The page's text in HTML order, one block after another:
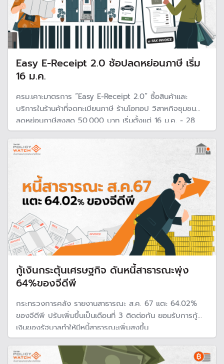
Easy E-Receipt 2.0 ช้อปลดหย่อนภาษี เริ่ม
16 ม.ค.
ครม.เคาะมาตรการ “Easy E-Receipt 2.0” ซื้อสินค้าและ
บริการในร้านค้าที่จดทะเบียนภาษี ร้านโอทอป วิสาหกิจชุมชน
ลดหย่อนภาษีสูงสุด 50,000 บาท เริ่มตั้งแต่ 16 ม.ค. - 28
ก.พ. 68 ยิ่นภาษีปีหน้า คาดรัฐบาลสูญรายได้ภาษีเงินได้บุคคล
ธรรมดา 10,500 ล้านบาท
กู้เงินกระตุ้นเศรษฐกิจ ดันหนี้สาธารณะพุ่ง
64%ของจีดีพี
กระทรวงการคลัง รายงานสาธารณะ ส.ค. 67 แตะ 64.02%
ของจีดีพี ปรับเพิ่มขึ้นเป็นเดือนที่ 3 ติดต่อกัน ยอมรับการกู้
เงินของรัฐบาลทำให้มีหนี้สาธารณะเพิ่มสูงขึ้น